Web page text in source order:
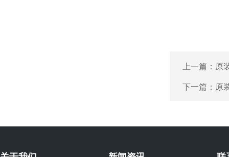
上一篇： 原
下一篇： 原